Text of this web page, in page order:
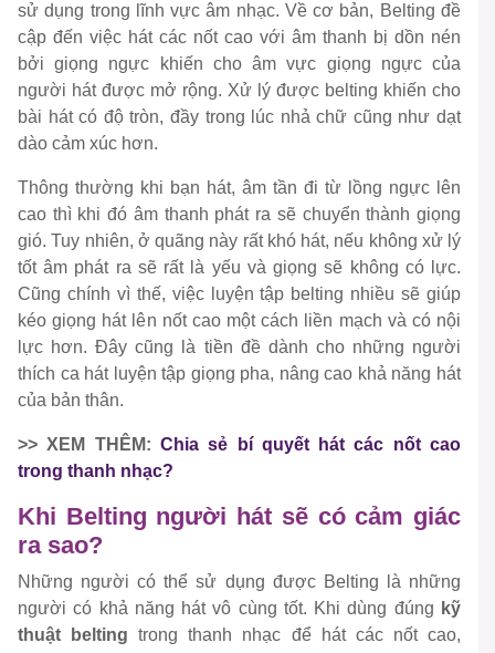
sử dụng trong lĩnh vực âm nhạc. Về cơ bản, Belting đề
cập đến việc hát các nốt cao với âm thanh bị dồn nén
bởi giọng ngực khiến cho âm vực giọng ngực của
người hát được mở rộng. Xử lý được belting khiến cho
bài hát có độ tròn, đầy trong lúc nhả chữ cũng như dạt
dào cảm xúc hơn.
Thông thường khi bạn hát, âm tần đi từ lồng ngực lên
cao thì khi đó âm thanh phát ra sẽ chuyển thành giọng
gió. Tuy nhiên, ở quãng này rất khó hát, nếu không xử lý
tốt âm phát ra sẽ rất là yếu và giọng sẽ không có lực.
Cũng chính vì thế, việc luyện tập belting nhiều sẽ giúp
kéo giọng hát lên nốt cao một cách liền mạch và có nội
lực hơn. Đây cũng là tiền đề dành cho những người
thích ca hát luyện tập giọng pha, nâng cao khả năng hát
của bản thân.
>> XEM THÊM: Chia sẻ bí quyết hát các nốt cao
trong thanh nhạc?
Khi Belting người hát sẽ có cảm giác
ra sao?
Những người có thể sử dụng được Belting là những
người có khả năng hát vô cùng tốt. Khi dùng đúng kỹ
thuật belting trong thanh nhạc để hát các nốt cao,